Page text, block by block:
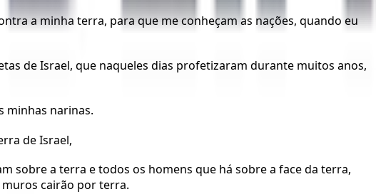
a minha terra, para que me conheçam as nações, quando eu
de Israel, que naqueles dias profetizaram durante muitos anos,
minhas narinas.
de Israel,
sobre a terra e todos os homens que há sobre a face da terra,
cairão por terra.